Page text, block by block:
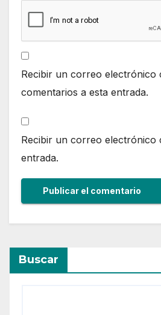
Recibir un correo electrónico
comentarios a esta entrada.
Recibir un correo electrónico
entrada.
Buscar